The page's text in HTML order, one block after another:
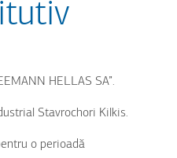
HELLAS SA”.
Stavrochori Kilkis.
o perioadă